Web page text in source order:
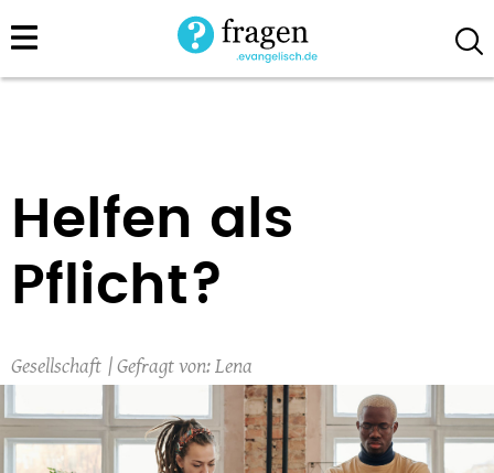
Direkt
zum
Helfen als
Pflicht?
Gesellschaft Lena